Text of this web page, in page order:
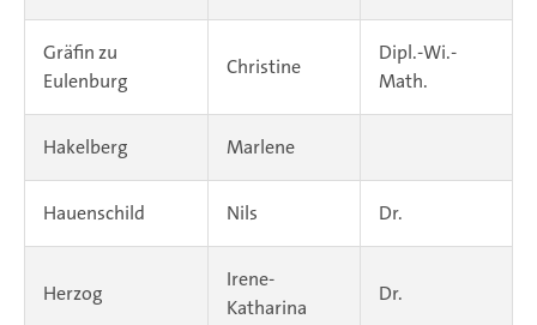
Gräfin zu
Eulenburg
Christine
Dipl.-Wi.-
Math.
Hakelberg Marlene
Hauenschild Nils Dr.
Herzog
Irene-
Katharina
Dr.